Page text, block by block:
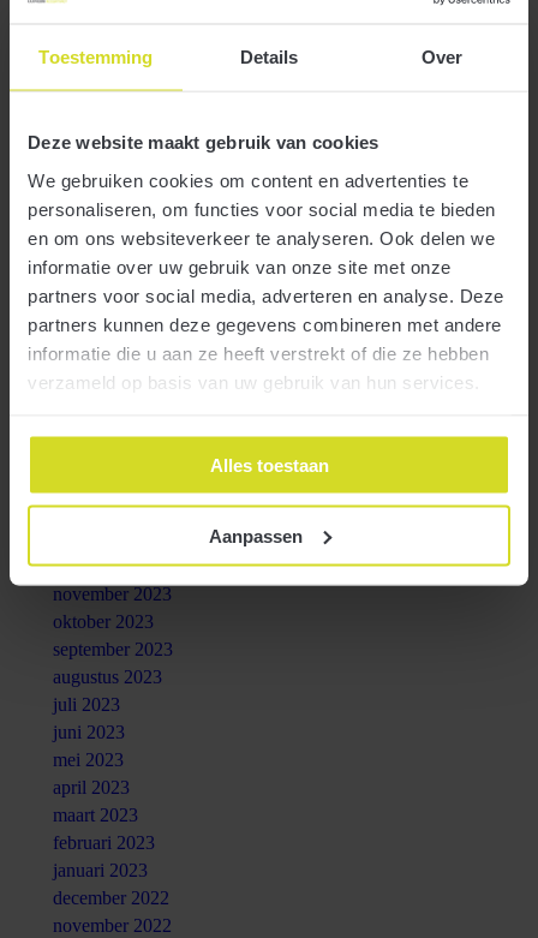
Toestemming Details Over
Deze website maakt gebruik van cookies
We gebruiken cookies om content en advertenties te
personaliseren, om functies voor social media te bieden
en om ons websiteverkeer te analyseren. Ook delen we
informatie over uw gebruik van onze site met onze
partners voor social media, adverteren en analyse. Deze
partners kunnen deze gegevens combineren met andere
informatie die u aan ze heeft verstrekt of die ze hebben
verzameld op basis van uw gebruik van hun services.
Alles toestaan
Aanpassen
juni 2025
mei 2025
maart 2025
februari 2025
januari 2025
december 2024
november 2024
oktober 2024
september 2024
augustus 2024
juli 2024
februari 2024
december 2023
november 2023
oktober 2023
september 2023
augustus 2023
juli 2023
juni 2023
mei 2023
april 2023
maart 2023
februari 2023
januari 2023
december 2022
november 2022